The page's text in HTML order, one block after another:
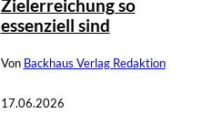
Zielerreichung so
essenziell sind
Von Backhaus Verlag Redaktion
17.06.2026